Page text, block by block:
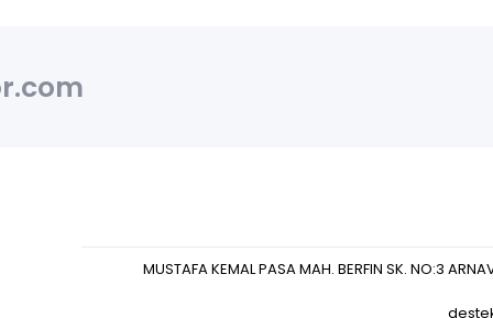
MUSTAFA KEMAL PASA MAH. BERFIN SK. NO:3